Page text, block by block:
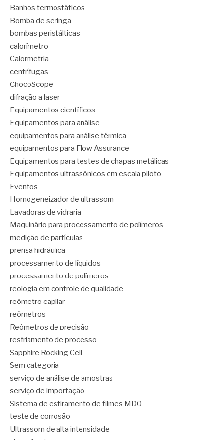
Banhos termostáticos
Bomba de seringa
bombas peristálticas
calorímetro
Calormetria
centrífugas
ChocoScope
difração a laser
Equipamentos científicos
Equipamentos para análise
equipamentos para análise térmica
equipamentos para Flow Assurance
Equipamentos para testes de chapas metálicas
Equipamentos ultrassônicos em escala piloto
Eventos
Homogeneizador de ultrassom
Lavadoras de vidraria
Maquinário para processamento de polímeros
medição de partículas
prensa hidráulica
processamento de líquidos
processamento de polímeros
reologia em controle de qualidade
reômetro capilar
reômetros
Reômetros de precisão
resfriamento de processo
Sapphire Rocking Cell
Sem categoria
serviço de análise de amostras
serviço de importação
Sistema de estiramento de filmes MDO
teste de corrosão
Ultrassom de alta intensidade